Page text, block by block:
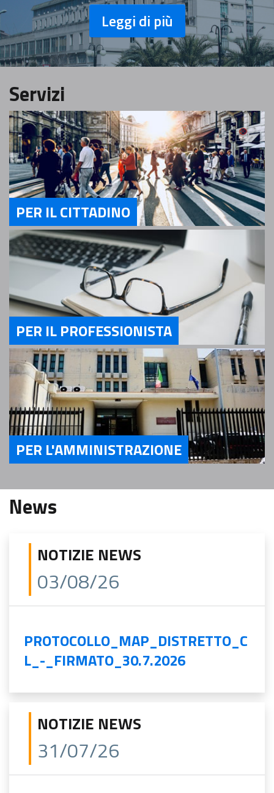
Leggi di più
Servizi
Servizi Per il cittadino
PER IL CITTADINO
Servizi Per il Professionista
PER IL PROFESSIONISTA
PER L'AMMINISTRAZIONE
News
NOTIZIE NEWS
03/08/26
PROTOCOLLO_MAP_DISTRETTO_C
L_-_FIRMATO_30.7.2026
NOTIZIE NEWS
31/07/26